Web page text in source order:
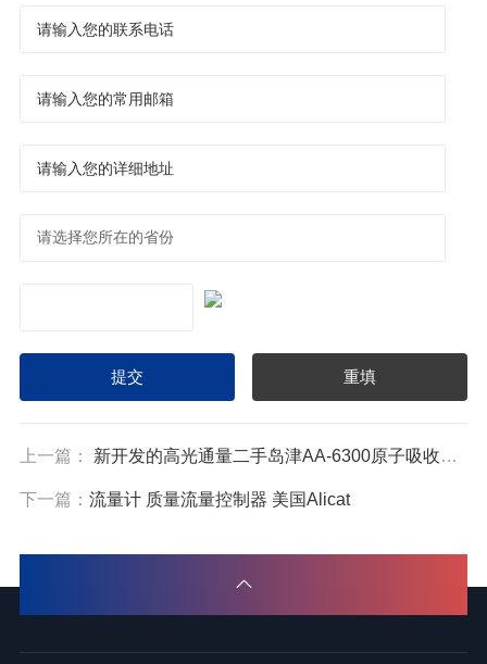
上一篇： 新开发的高光通量二手岛津AA-6300原子吸收分光光度计
下一篇： 流量计 质量流量控制器 美国Alicat